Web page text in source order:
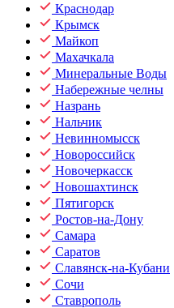
Краснодар
Крымск
Майкоп
Махачкала
Минеральные Воды
Набережные челны
Назрань
Нальчик
Невинномысск
Новороссийск
Новочеркасск
Новошахтинск
Пятигорск
Ростов-на-Дону
Самара
Саратов
Славянск-на-Кубани
Сочи
Ставрополь